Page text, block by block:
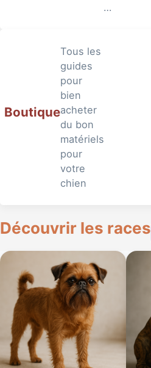
…
Boutique
Tous les
guides
pour
bien
acheter
du bon
matériels
pour
votre
chien
Découvrir les races